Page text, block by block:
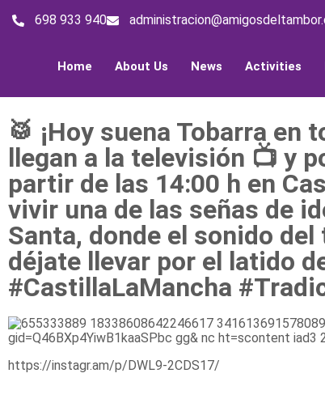
698 933 940
Home About Us News Activities
🥁 ¡Hoy suena Tobarra
llegan a la televisión 📺 y
partir de las 14:00 h en
vivir una de las señas de
Santa, donde el sonido
déjate llevar por el latido
#CastillaLaMancha
https://instagr.am/p/DWL9-2CDS17/